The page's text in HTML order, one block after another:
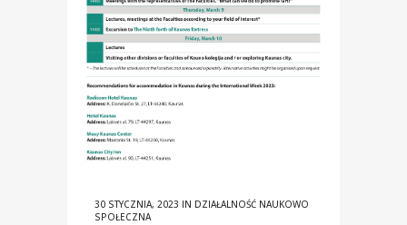
30 STYCZNIA, 2023 IN DZIAŁALNOŚĆ NAUKOWO
SPOŁECZNA